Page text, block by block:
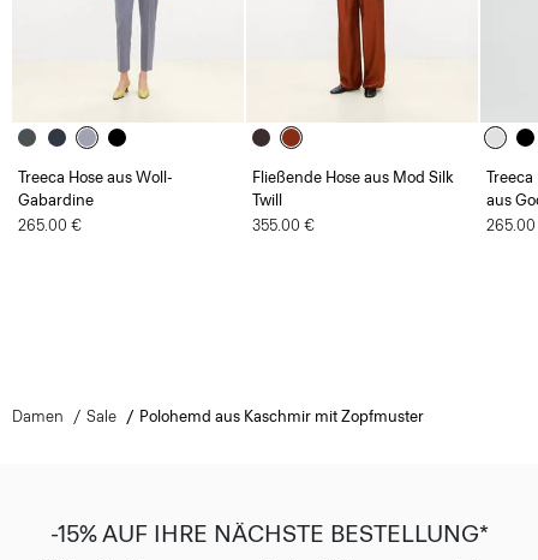
Treeca Hose aus Woll-
Gabardine
265.00 €
Fließende Hose aus Mod Silk
Twill
355.00 €
Treeca
aus
Damen Sale Polohemd aus Kaschmir mit Zopfmuster
-15% AUF IHRE NÄCHSTE BESTELLUNG*